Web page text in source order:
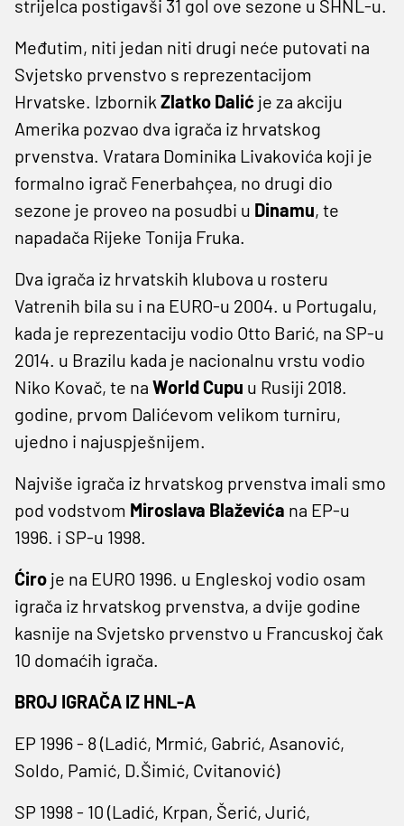
strijelca postigavši 31 gol ove sezone u SHNL-u.
Međutim, niti jedan niti drugi neće putovati na
Svjetsko prvenstvo s reprezentacijom
Hrvatske. Izbornik Zlatko Dalić je za akciju
Amerika pozvao dva igrača iz hrvatskog
prvenstva. Vratara Dominika Livakovića koji je
formalno igrač Fenerbahçea, no drugi dio
sezone je proveo na posudbi u Dinamu, te
napadača Rijeke Tonija Fruka.
Dva igrača iz hrvatskih klubova u rosteru
Vatrenih bila su i na EURO-u 2004. u Portugalu,
kada je reprezentaciju vodio Otto Barić, na SP-u
2014. u Brazilu kada je nacionalnu vrstu vodio
Niko Kovač, te na World Cupu u Rusiji 2018.
godine, prvom Dalićevom velikom turniru,
ujedno i najuspješnijem.
Najviše igrača iz hrvatskog prvenstva imali smo
pod vodstvom Miroslava Blaževića na EP-u
1996. i SP-u 1998.
Ćiro je na EURO 1996. u Engleskoj vodio osam
igrača iz hrvatskog prvenstva, a dvije godine
kasnije na Svjetsko prvenstvo u Francuskoj čak
10 domaćih igrača.
BROJ IGRAČA IZ HNL-A
EP 1996 - 8 (Ladić, Mrmić, Gabrić, Asanović,
Soldo, Pamić, D.Šimić, Cvitanović)
SP 1998 - 10 (Ladić, Krpan, Šerić, Jurić,